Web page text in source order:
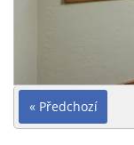
« Předchozí